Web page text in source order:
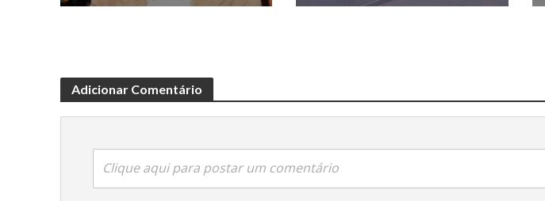
Adicionar Comentário
Clique aqui para postar um comentário